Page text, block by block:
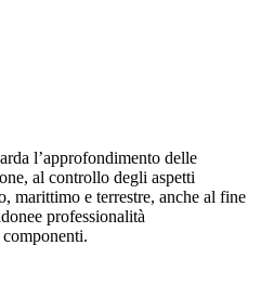
l’approfondimento delle
al controllo degli aspetti
marittimo e terrestre, anche al fine
professionalità